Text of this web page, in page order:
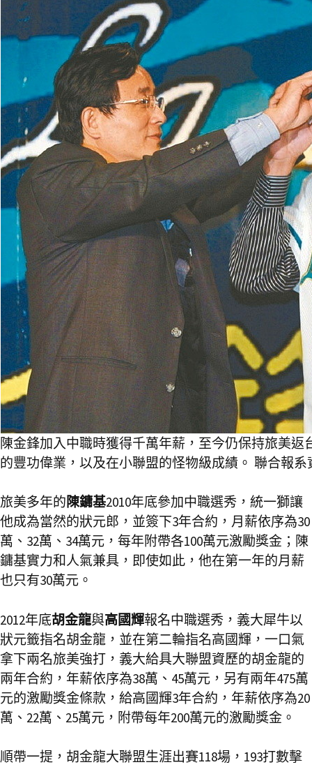
陳金鋒加入中職時獲得千萬年薪，至今仍保持旅美
的豐功偉業，以及在小聯盟的怪物級成績。 聯合報系
旅美多年的陳鏞基2010年底參加中職選秀，統一獅讓
他成為當然的狀元郎，並簽下3年合約，月薪依序為30
萬、32萬、34萬元，每年附帶各100萬元激勵獎金；陳
鏞基實力和人氣兼具，即使如此，他在第一年的月薪
也只有30萬元。
2012年底胡金龍與高國輝報名中職選秀，義大犀牛以
狀元籤指名胡金龍，並在第二輪指名高國輝，一口氣
拿下兩名旅美強打，義大給具大聯盟資歷的胡金龍的
兩年合約，年薪依序為38萬、45萬元，另有兩年475萬
元的激勵獎金條款，給高國輝3年合約，年薪依序為20
萬、22萬、25萬元，附帶每年200萬元的激勵獎金。
順帶一提，胡金龍大聯盟生涯出賽118場，193打數擊